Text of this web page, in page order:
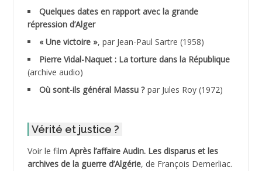
ADDALA Boualem*
ADDANE
ADDECHE Rachid
ADELIOUAT Vve AIT SAADA
ADJANI Khaled
Quelques dates en rapport avec la grande
répression d’Alger
« Une victoire », par Jean-Paul Sartre (1958)
Pierre Vidal-Naquet : La torture dans la République
(archive audio)
Où sont-ils général Massu ? par Jules Roy (1972)
Vérité et justice ?
Voir le film Après l’affaire Audin. Les disparus et les
archives de la guerre d’Algérie, de François Demerliac.